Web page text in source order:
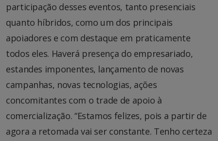
participação desses eventos, tanto presenciais
quanto híbridos, como um dos principais
apoiadores e com destaque em praticamente
todos eles. Haverá presença do empresariado,
estandes imponentes, lançamento de novas
campanhas, novas tecnologias, ações
concomitantes com o trade de apoio à
comercialização. “Estamos felizes, pois a partir de
agora a retomada vai ser constante. Tenho certeza